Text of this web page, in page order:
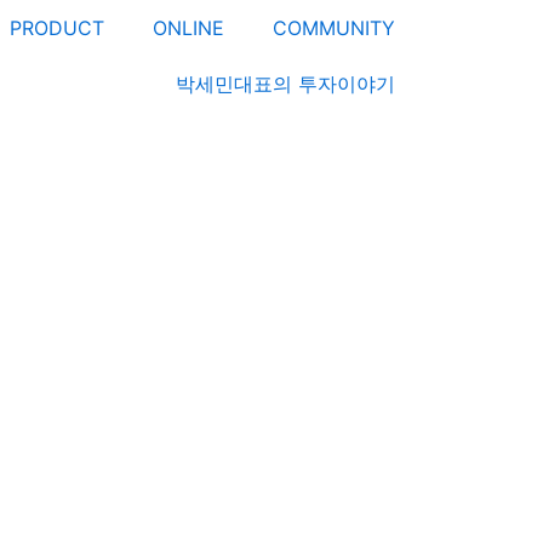
PRODUCT ONLINE COMMUNITY
박세민대표의 투자이야기